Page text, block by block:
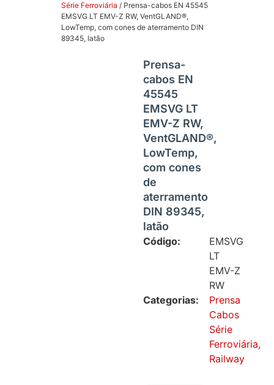
Série Ferroviária / Prensa-cabos EN 45545
EMSVG LT EMV-Z RW, VentGLAND®,
LowTemp, com cones de aterramento DIN
89345, latão
Prensa-
cabos EN
45545
EMSVG LT
EMV-Z RW,
VentGLAND®,
LowTemp,
com cones
de
aterramento
DIN 89345,
latão
Código:
EMSVG
LT
EMV-Z
RW
Categorias:
Prensa
Cabos
Série
Ferroviária,
Railway